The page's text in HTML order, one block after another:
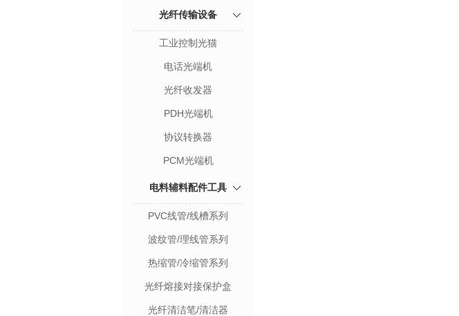
光纤传输设备
工业控制光猫
电话光端机
光纤收发器
PDH光端机
协议转换器
PCM光端机
电料辅料配件工具
PVC线管/线槽系列
波纹管/理线管系列
热缩管/冷缩管系列
光纤熔接对接保护盒
光纤清洁笔/清洁器